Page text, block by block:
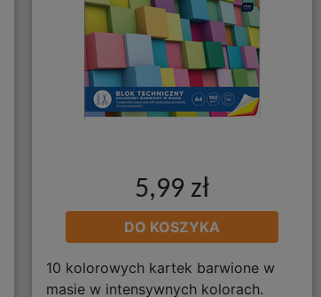
5,99 zł
DO KOSZYKA
10 kolorowych kartek barwione w
masie w intensywnych kolorach.